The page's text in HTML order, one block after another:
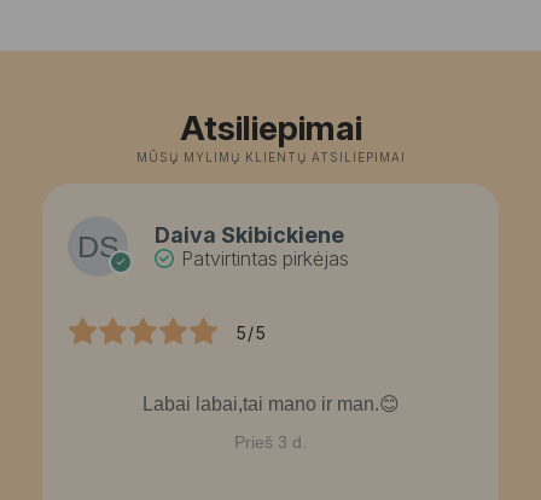
Atsiliepimai
MŪSŲ MYLIMŲ KLIENTŲ ATSILIEPIMAI
Daiva Skibickiene
Patvirtintas pirkėjas
5/5
Labai labai,tai mano ir man.😊
Prieš 3 d.